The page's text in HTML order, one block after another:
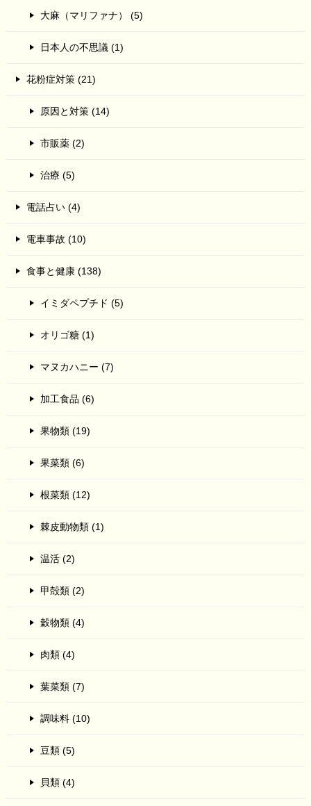
大麻（マリファナ） (5)
日本人の不思議 (1)
花粉症対策 (21)
原因と対策 (14)
市販薬 (2)
治療 (5)
電話占い (4)
電車事故 (10)
食事と健康 (138)
イミダペプチド (5)
オリゴ糖 (1)
マヌカハニー (7)
加工食品 (6)
果物類 (19)
果菜類 (6)
根菜類 (12)
棘皮動物類 (1)
温活 (2)
甲殻類 (2)
穀物類 (4)
肉類 (4)
葉菜類 (7)
調味料 (10)
豆類 (5)
貝類 (4)